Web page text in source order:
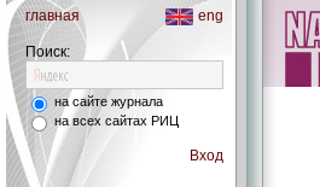
главная eng
Поиск:
на сайте журнала
на всех сайтах РИЦ
Вход